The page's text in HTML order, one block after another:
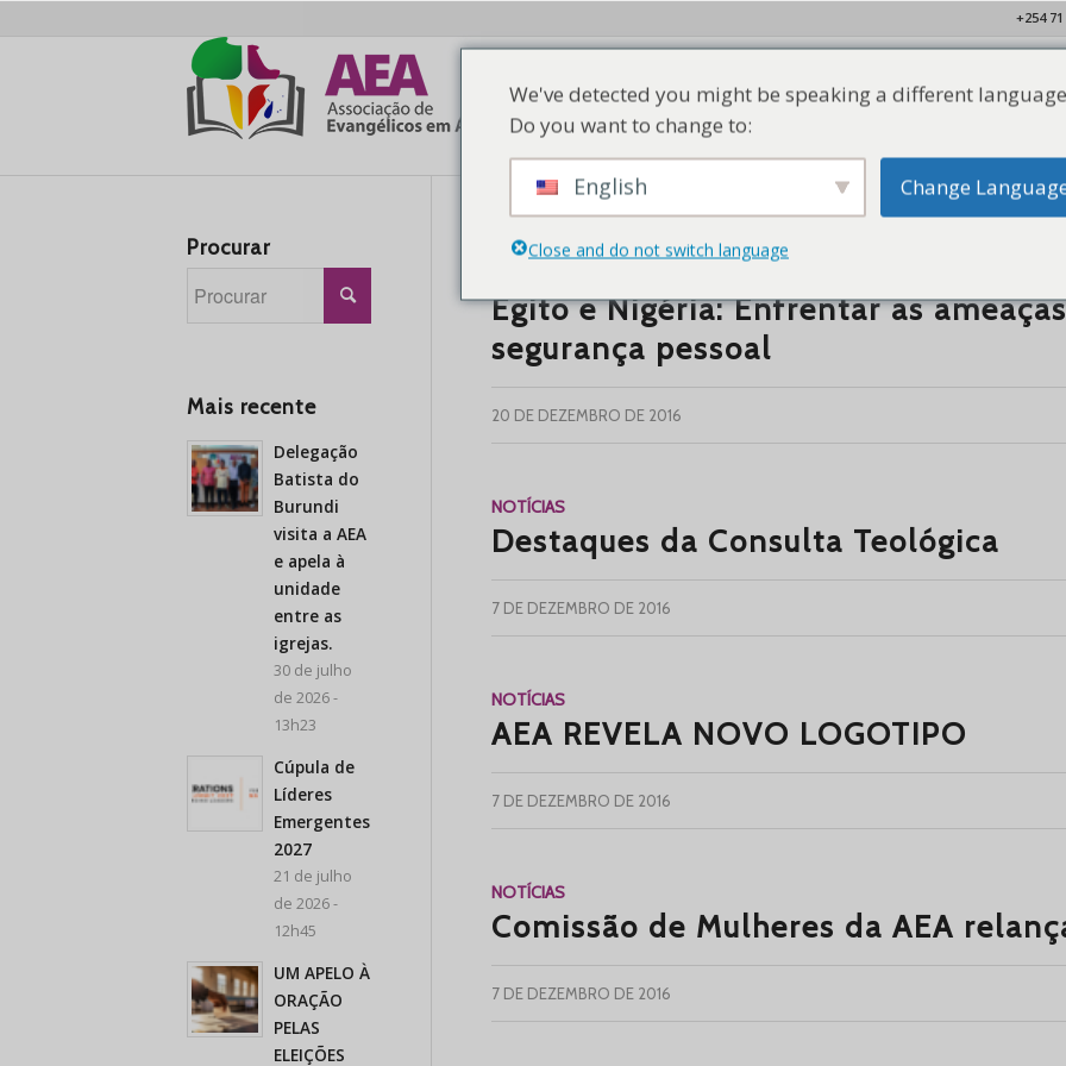
+254
Lar Quem Somos Nossos Membros Recursos
Egito e Nigéria: Enfrentar as
segurança pessoal
20 DE DEZEMBRO DE 2016
NOTÍCIAS
Destaques da Consulta Teológica
7 DE DEZEMBRO DE 2016
NOTÍCIAS
AEA REVELA NOVO LOGOTIPO
7 DE DEZEMBRO DE 2016
NOTÍCIAS
Comissão de Mulheres da AEA
7 DE DEZEMBRO DE 2016
Procurar
Mais recente
Delegação
Batista do
Burundi
visita a AEA
e apela à
unidade
entre as
igrejas.
30 de julho
de 2026 -
13h23
Cúpula de
Líderes
Emergentes
2027
21 de julho
de 2026 -
12h45
UM APELO À
ORAÇÃO
PELAS
ELEIÇÕES
We've detected you might be speaking a different
Do you want to change to:
English Change
Close and do not switch language